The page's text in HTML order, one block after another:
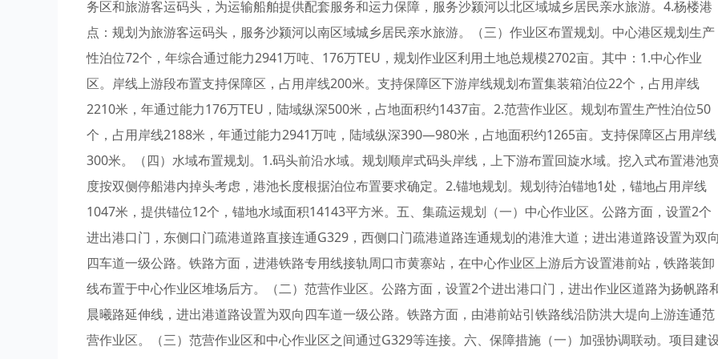
务区和旅游客运码头，为运输船舶提供配套服务和运力保障，服务沙颍河以北区域城乡居民亲水旅游。4.杨楼港
点：规划为旅游客运码头，服务沙颍河以南区域城乡居民亲水旅游。（三）作业区布置规划。中心港区规划生产
性泊位72个，年综合通过能力2941万吨、176万TEU，规划作业区利用土地总规模2702亩。其中：1.中心作业
区。岸线上游段布置支持保障区，占用岸线200米。支持保障区下游岸线规划布置集装箱泊位22个，占用岸线
2210米，年通过能力176万TEU，陆域纵深500米，占地面积约1437亩。2.范营作业区。规划布置生产性泊位50
个，占用岸线2188米，年通过能力2941万吨，陆域纵深390—980米，占地面积约1265亩。支持保障区占用岸线
300米。（四）水域布置规划。1.码头前沿水域。规划顺岸式码头岸线，上下游布置回旋水域。挖入式布置港池
度按双侧停船港内掉头考虑，港池长度根据泊位布置要求确定。2.锚地规划。规划待泊锚地1处，锚地占用岸线
1047米，提供锚位12个，锚地水域面积14143平方米。五、集疏运规划（一）中心作业区。公路方面，设置2个
进出港口门，东侧口门疏港道路直接连通G329，西侧口门疏港道路连通规划的港淮大道；进出港道路设置为双向
四车道一级公路。铁路方面，进港铁路专用线接轨周口市黄寨站，在中心作业区上游后方设置港前站，铁路装卸
线布置于中心作业区堆场后方。（二）范营作业区。公路方面，设置2个进出港口门，进出作业区道路为扬帆路
晨曦路延伸线，进出港道路设置为双向四车道一级公路。铁路方面，由港前站引铁路线沿防洪大堤向上游连通范
营作业区。（三）范营作业区和中心作业区之间通过G329等连接。六、保障措施（一）加强协调联动。项目建